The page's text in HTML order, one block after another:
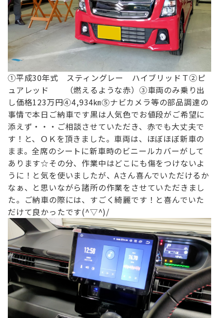
①平成30年式 スティングレー ハイブリッドＴ②ピ
ュアレッド （燃えるような赤） ③車両のみ乗り出
し価格123万円④4,934㎞⑤ナビカメラ等の部品調達の
事情で本日ご納車です黒は人気色でお値段がご希望に
添えず・・・ ご相談させていただき、赤でも大丈夫で
す！と、ＯＫを頂きました。 車両は、ほぼほぼ新車の
まま。全席のシートに新車時のビニールカバーがして
あります☆その分、作業中はどこにも傷をつけないよ
うに！と気を使いましたが、Aさん喜んでいただけるか
なぁ、と思いながら諸所の作業をさせていただきまし
た。 ご納車の際には、すごく綺麗です！と喜んでいた
だけて良かったです(^▽^)/